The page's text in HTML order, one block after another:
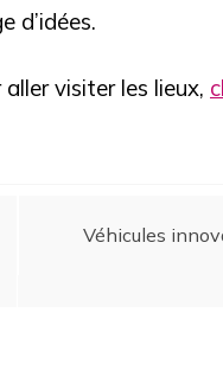
d’idées.
visiter les lieux,
Véhicules